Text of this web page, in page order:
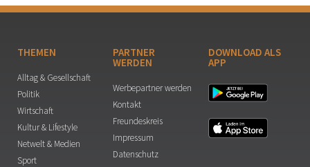
THEMEN
Alltag & Gesellschaft
Politik
Wirtschaft
Kultur & Lifestyle
Netwelt & Medien
Sport
PARTNER
WERDEN
Werbepartner werden
Kontakt
Freundeskreis
Impressum
Datenschutz
DOWNLOAD ALS
APP